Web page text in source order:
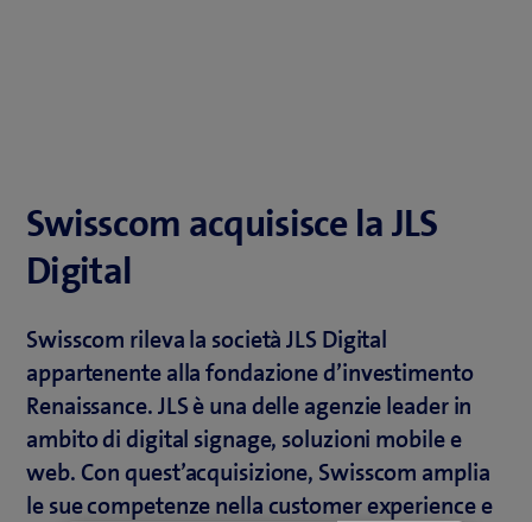
Swisscom acquisisce la JLS
Digital
Swisscom rileva la società JLS Digital
appartenente alla fondazione d’investimento
Renaissance. JLS è una delle agenzie leader in
ambito di digital signage, soluzioni mobile e
web. Con quest’acquisizione, Swisscom amplia
le sue competenze nella customer experience e